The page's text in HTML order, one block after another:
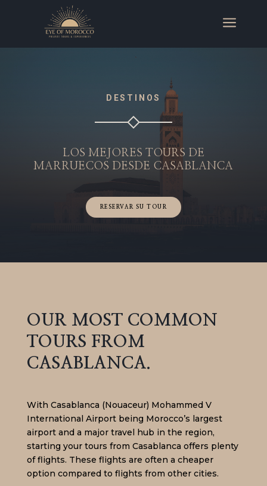
a
DESTINOS
LOS MEJORES TOURS DE
MARRUECOS DESDE CASABLANCA
RESERVAR SU TOUR
OUR MOST COMMON
TOURS FROM
CASABLANCA.
With Casablanca (Nouaceur) Mohammed V
International Airport being Morocco’s largest
airport and a major travel hub in the region,
starting your tours from Casablanca offers plenty
of flights. These flights are often a cheaper
option compared to flights from other cities.